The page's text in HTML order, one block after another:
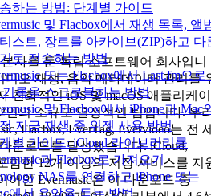
하는 방법: 단계별 가이드
및 Flacbox에서 재생 목록, 앨
스트, 장르를 아카이브(ZIP)하고 다
로 전송하는 방법
또는 Flacbox에서 Last.fm으로
기록을 스크로블하는 방법
및 Flacbox에서 iPhone과 Mac
지금 재생 중 위젯 사용 방법
별 가이드: iCloud 라이브러리를
과 Flacbox로 가져오기
NAS를 연결하고 iPhone 또는
에서 음악을 듣는 방법
사를 둔 독립 소프트웨어 회사입니
디오 재생, 음악 메타데이터 관리를
친화적인 iOS 및 macOS 애플리케이
인의 소규모 열정적인 팀입니다. 우
Flacbox, EverTag, Evervideo는 전
운로드를 달성했습니다. iCloud,
함한 12개 이상의 저장 서비스를 지
어인 Evermusic은 이 다운로드 중